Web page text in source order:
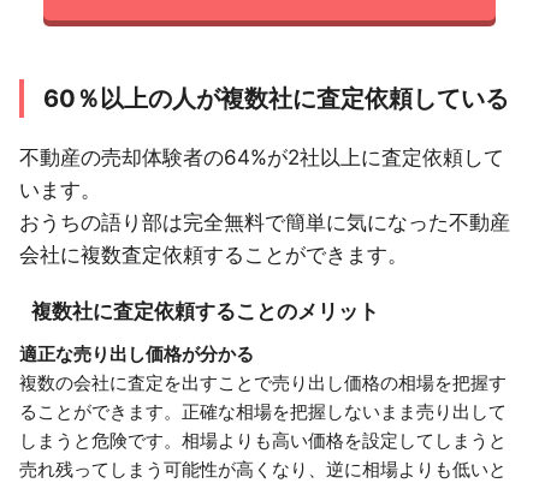
60％以上の人が複数社に査定依頼している
不動産の売却体験者の64%が2社以上に査定依頼して
います。
おうちの語り部は完全無料で簡単に気になった不動産
会社に複数査定依頼することができます。
複数社に査定依頼することのメリット
適正な売り出し価格が分かる
複数の会社に査定を出すことで売り出し価格の相場を把握す
ることができます。正確な相場を把握しないまま売り出して
しまうと危険です。相場よりも高い価格を設定してしまうと
売れ残ってしまう可能性が高くなり、逆に相場よりも低いと